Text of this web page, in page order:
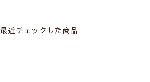
最近チェックした商品